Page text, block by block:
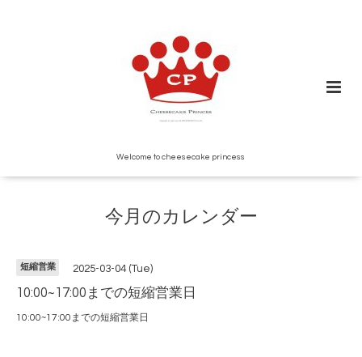
Welcome to cheesecake princess
今月のカレンダー
短縮営業 2025-03-04 (Tue)
10:00~17:00までの短縮営業日
10:00~17:00までの短縮営業日